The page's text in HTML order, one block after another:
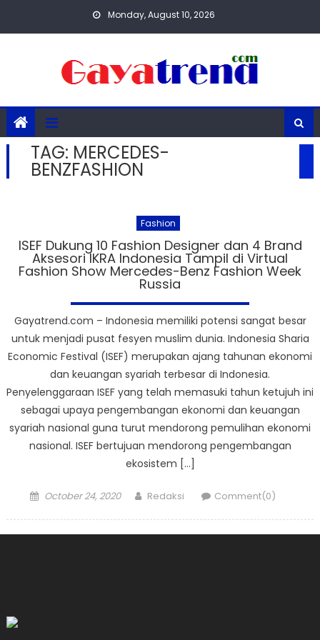
Monday, August 10, 2026
TAG: MERCEDES-
BENZFASHION
Fashion
ISEF Dukung 10 Fashion Designer dan 4 Brand
Aksesori IKRA Indonesia Tampil di Virtual
Fashion Show Mercedes-Benz Fashion Week
Russia
Gayatrend.com – Indonesia memiliki potensi sangat besar
untuk menjadi pusat fesyen muslim dunia. Indonesia Sharia
Economic Festival (ISEF) merupakan ajang tahunan ekonomi
dan keuangan syariah terbesar di Indonesia.
Penyelenggaraan ISEF yang telah memasuki tahun ketujuh ini
sebagai upaya pengembangan ekonomi dan keuangan
syariah nasional guna turut mendorong pemulihan ekonomi
nasional. ISEF bertujuan mendorong pengembangan
ekosistem […]
Posted
October 24, 2020 Author
Redaksi Comment(0)